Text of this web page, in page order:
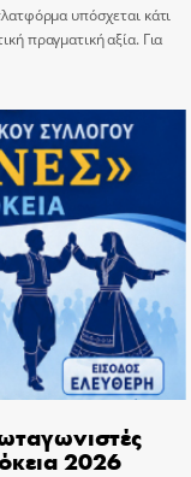
υπόσχεται κάτι
πραγματική αξία. Για
2026